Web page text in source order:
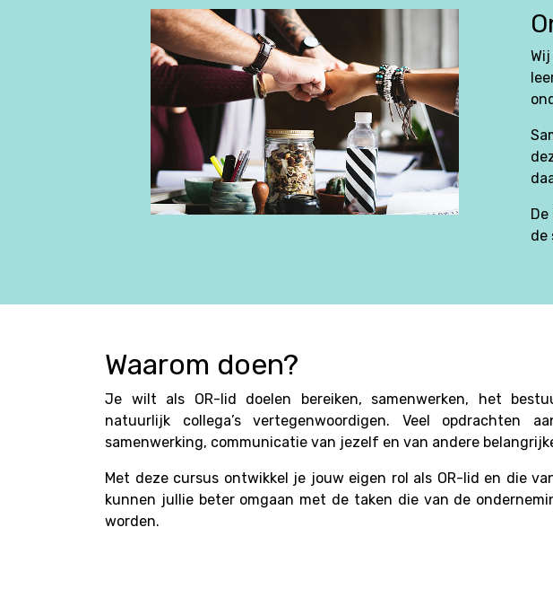
de
Waarom doen?
Je wilt als OR-lid doelen bereiken, samenwerken, het
natuurlijk collega’s vertegenwoordigen. Veel opdrachten
samenwerking, communicatie van jezelf en van andere
Met deze cursus ontwikkel je jouw eigen rol als OR-lid en die
kunnen jullie beter omgaan met de taken die van de
worden.